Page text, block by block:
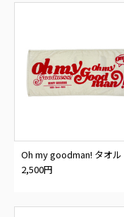
Oh my goodman! タオル
2,500円